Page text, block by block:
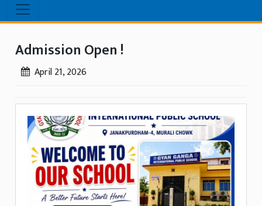
Admission Open !
April 21, 2026